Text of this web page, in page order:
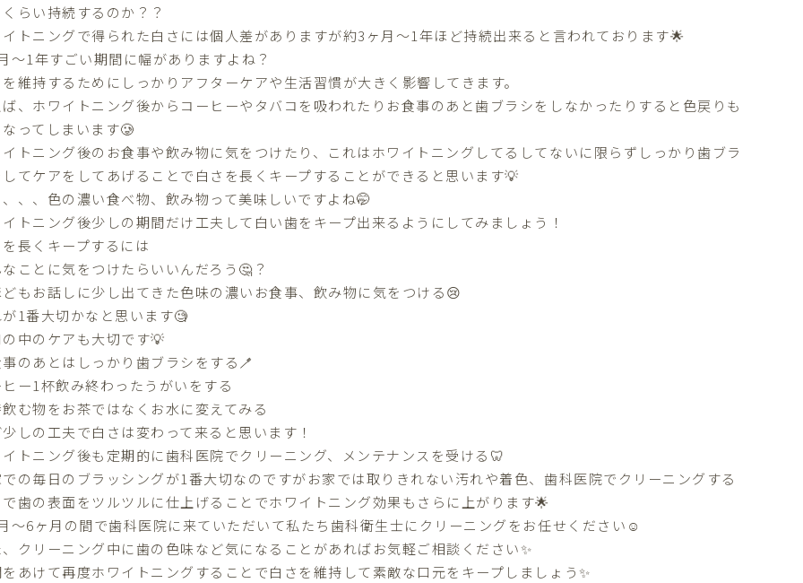
らい持続するのか？？
トニングで得られた白さには個人差がありますが約3ヶ月〜1年ほど持続出来ると言われております🌟
〜1年すごい期間に幅がありますよね？
維持するためにしっかりアフターケアや生活習慣が大きく影響してきます。
、ホワイトニング後からコーヒーやタバコを吸われたりお食事のあと歯ブラシをしなかったりすると色戻りも
ってしまいます🥲
トニング後のお食事や飲み物に気をつけたり、これはホワイトニングしてるしてないに限らずしっかり歯ブラ
てケアをしてあげることで白さを長くキープすることができると思います💡
、、色の濃い食べ物、飲み物って美味しいですよね🤭
トニング後少しの期間だけ工夫して白い歯をキープ出来るようにしてみましょう！
長くキープするには
ことに気をつけたらいいんだろう🤔？
もお話しに少し出てきた色味の濃いお食事、飲み物に気をつける😢
1番大切かなと思います🧐
中のケアも大切です💡
のあとはしっかり歯ブラシをする🪥
ー1杯飲み終わったうがいをする
む物をお茶ではなくお水に変えてみる
しの工夫で白さは変わって来ると思います！
トニング後も定期的に歯科医院でクリーニング、メンテナンスを受ける🦷
の毎日のブラッシングが1番大切なのですがお家では取りきれない汚れや着色、歯科医院でクリーニングする
歯の表面をツルツルに仕上げることでホワイトニング効果もさらに上がります🌟
〜6ヶ月の間で歯科医院に来ていただいて私たち歯科衛生士にクリーニングをお任せください☺️
クリーニング中に歯の色味など気になることがあればお気軽ご相談ください✨
あけて再度ホワイトニングすることで白さを維持して素敵な口元をキープしましょう✨